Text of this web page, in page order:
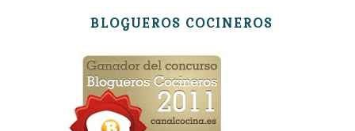
BLOGUEROS COCINEROS